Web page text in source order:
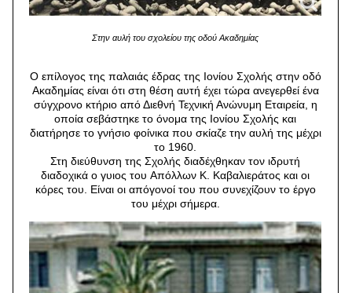
Στην αυλή του σχολείου της οδού Ακαδημίας
Ο επίλογος της παλαιάς έδρας της Ιονίου Σχολής στην οδό
Ακαδημίας είναι ότι στη θέση αυτή έχει τώρα ανεγερθεί ένα
σύγχρονο κτήριο από Διεθνή Τεχνική Ανώνυμη Εταιρεία, η
οποία σεβάστηκε το όνομα της Ιονίου Σχολής και
διατήρησε το γνήσιο φοίνικα που σκίαζε την αυλή της μέχρι
το 1960.
Στη διεύθυνση της Σχολής διαδέχθηκαν τον ιδρυτή
διαδοχικά ο γυιος του Aπόλλων K. Kαβαλιεράτος και οι
κόρες του. Eίναι οι απόγονοί του που συνεχίζουν το έργο
του μέχρι σήμερα.